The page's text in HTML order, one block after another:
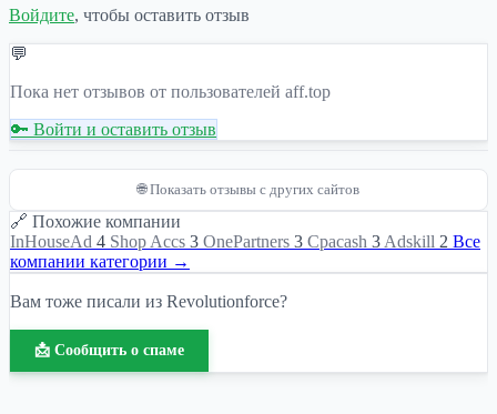
Войдите, чтобы оставить отзыв
💬
Пока нет отзывов от пользователей aff.top
🔑 Войти и оставить отзыв
🌐 Показать отзывы с других сайтов
🔗 Похожие компании
InHouseAd 4 Shop Accs 3 OnePartners 3 Cpacash 3 Adskill 2 Все
компании категории →
Вам тоже писали из Revolutionforce?
📩 Сообщить о спаме